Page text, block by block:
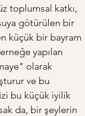
toplumsal katkı,
götürülen bir
küçük bir bayram
yapılan
olarak
ve bu
bu küçük iyilik
da, bir şeylerin